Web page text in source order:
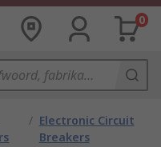
0
/ Electronic Circuit
Breakers